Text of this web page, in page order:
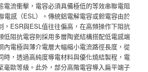
電流衝擊，電容必須具備極低的等效串聯電阻
電感（ESL）。傳統鋁電解電容或鉭電容由於
，ESR與ESL值往往偏高，在高頻操作下阻抗
低阻抗電容則採用多層陶瓷結構搭配低電感端
內電極與薄介電層大幅縮小電流路徑長度，從
時，透過高純度導電材料與優化燒結製程，電
毫歐等級。此外，部分高階電容導入扁平端子